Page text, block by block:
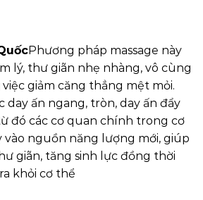
Phương pháp massage này
lý, thư giãn nhẹ nhàng, vô cùng
giảm căng thẳng mệt mỏi.
day ấn ngang, tròn, day ấn đẩy
đó các cơ quan chính trong cơ
vào nguồn năng lượng mới, giúp
giãn, tăng sinh lực đồng thời
khỏi cơ thể